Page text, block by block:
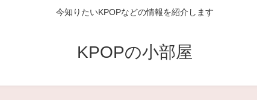
今知りたいKPOPなどの情報を紹介します
KPOPの小部屋